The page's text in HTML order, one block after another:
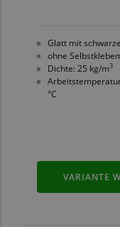
Glatt mit
ohne
Dichte: 25 kg/m3
°C
VARIANTE